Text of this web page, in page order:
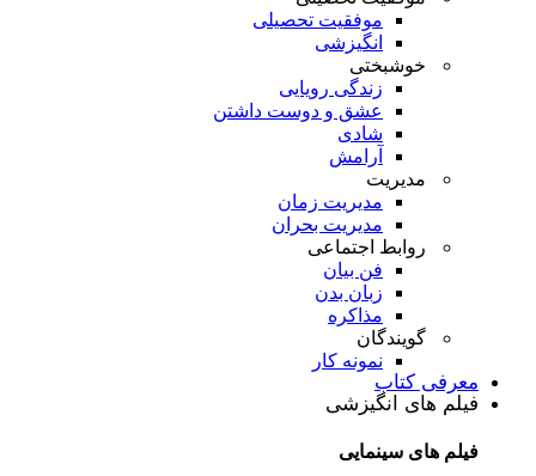
موفقیت تحصیلی
انگیزشی
خوشبختی
زندگی رویایی
عشق و دوست داشتن
شادی
آرامش
مدیریت
مدیریت زمان
مدیریت بحران
روابط اجتماعی
فن بیان
زبان بدن
مذاکره
گویندگان
نمونه کار
معرفی کتاب
فیلم های انگیزشی
فیلم های سینمایی